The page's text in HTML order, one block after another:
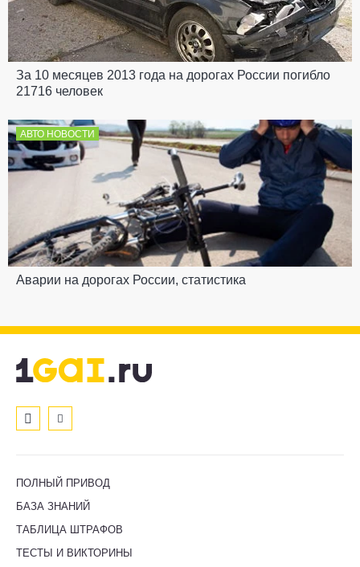
За 10 месяцев 2013 года на дорогах России погибло
21716 человек
АВТО НОВОСТИ
Аварии на дорогах России, статистика
ПОЛНЫЙ ПРИВОД
БАЗА ЗНАНИЙ
ТАБЛИЦА ШТРАФОВ
ТЕСТЫ И ВИКТОРИНЫ